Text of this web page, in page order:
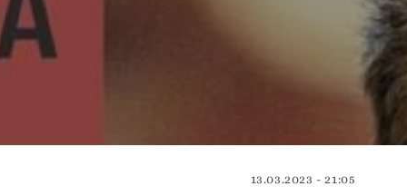
13.03.2023 - 21:05